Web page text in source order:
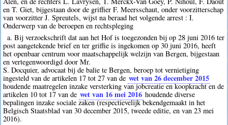
en T. Giet, bijgestaan door de griffier F. Meersschaut, onder voorzitterschap
van voorzitter J. Spreutels, wijst na beraad het volgende arrest : I.
Onderwerp van de beroepen en rechtspleging
a. Bij verzoekschrift dat aan het Hof is toegezonden bij op 28 juni 2016 ter
post aangetekende brief en ter griffie is ingekomen op 30 juni 2016, heeft
het openbaar centrum voor maatschappelijk welzijn van Bergen, bijgestaan
en vertegenwoordigd door Mr.
S. Docquier, advocaat bij de balie te Bergen, beroep tot vernietiging
ingesteld van de artikelen 17 tot 27 van de wet van 26 december 2015
houdende maatregelen inzake versterking van jobcreatie en koopkracht en de
artikelen 10 tot 17 van de wet van 16 mei 2016 houdende diverse
bepalingen inzake sociale zaken (respectievelijk bekendgemaakt in het
Belgisch Staatsblad van 30 december 2015, tweede editie, en van 23 mei
2016).